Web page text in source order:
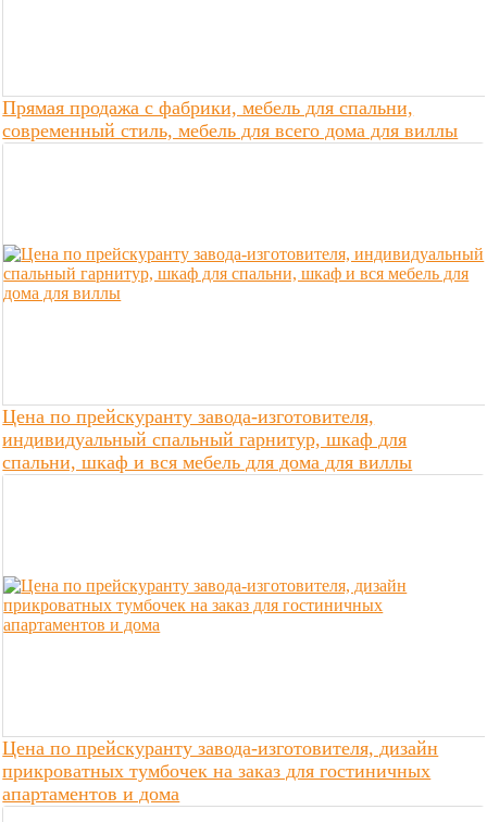
Прямая продажа с фабрики, мебель для спальни,
современный стиль, мебель для всего дома для виллы
Цена по прейскуранту завода-изготовителя,
индивидуальный спальный гарнитур, шкаф для
спальни, шкаф и вся мебель для дома для виллы
Цена по прейскуранту завода-изготовителя, дизайн
прикроватных тумбочек на заказ для гостиничных
апартаментов и дома